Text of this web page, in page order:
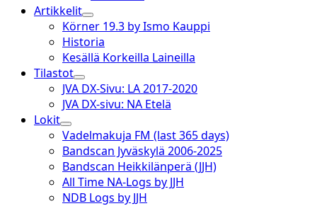
Artikkelit
open
dropdown
menu
Körner 19.3 by Ismo Kauppi
Historia
Kesällä Korkeilla Laineilla
Tilastot
open
dropdown
menu
JVA DX-Sivu: LA 2017-2020
JVA DX-sivu: NA Etelä
Lokit
open
dropdown
menu
Vadelmakuja FM (last 365 days)
Bandscan Jyväskylä 2006-2025
Bandscan Heikkilänperä (JJH)
All Time NA-Logs by JJH
NDB Logs by JJH